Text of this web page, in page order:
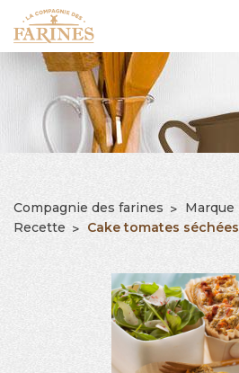
au
contenu
principal
FIL
Compagnie des farines Marque
Recette
Cake tomates